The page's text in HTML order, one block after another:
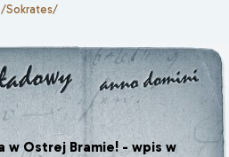
/Sokrates/
w Ostrej Bramie! - wpis w